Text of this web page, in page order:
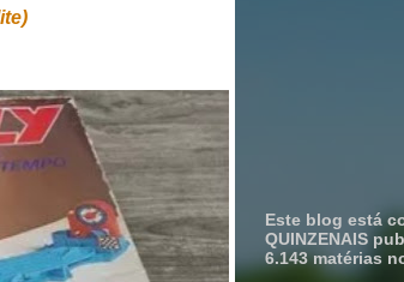
Este blog está
QUINZENAIS
6.143 matérias